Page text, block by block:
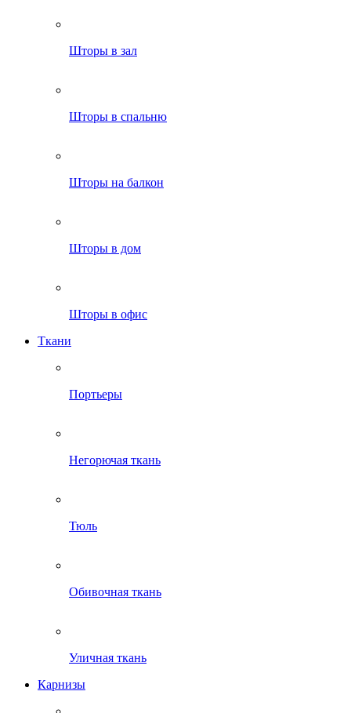
Шторы в зал
Шторы в спальню
Шторы на балкон
Шторы в дом
Шторы в офис
Ткани
Портьеры
Негорючая ткань
Тюль
Обивочная ткань
Уличная ткань
Карнизы